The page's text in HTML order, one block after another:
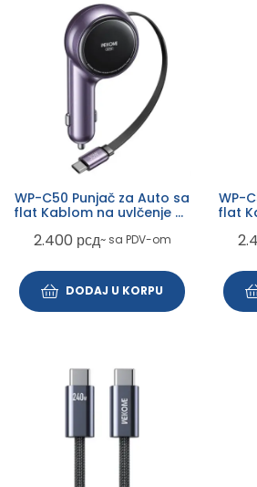
WP-C50 Punjač za Auto sa
flat Kablom na uvlčenje 3.1
2.400 рсд~ sa PDV-om
DODAJ U KORPU
WP-
flat